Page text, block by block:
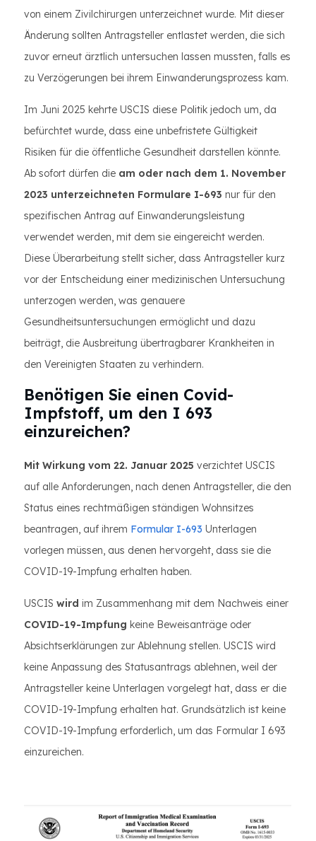
von einem Zivilchirurgen unterzeichnet wurde. Mit dieser
Änderung sollten Antragsteller entlastet werden, die sich
zuvor erneut ärztlich untersuchen lassen mussten, falls es
zu Verzögerungen bei ihrem Einwanderungsprozess kam.
Im Juni 2025 kehrte USCIS diese Politik jedoch um, da
befürchtet wurde, dass eine unbefristete Gültigkeit
Risiken für die öffentliche Gesundheit darstellen könnte.
Ab sofort dürfen die am oder nach dem 1. November
2023 unterzeichneten Formulare I-693 nur für den
spezifischen Antrag auf Einwanderungsleistung
verwendet werden, mit dem sie eingereicht werden.
Diese Überarbeitung stellt sicher, dass Antragsteller kurz
vor der Entscheidung einer medizinischen Untersuchung
unterzogen werden, was genauere
Gesundheitsuntersuchungen ermöglicht und dazu
beiträgt, die Ausbreitung übertragbarer Krankheiten in
den Vereinigten Staaten zu verhindern.
Benötigen Sie einen Covid-
Impfstoff, um den I 693
einzureichen?
Mit Wirkung vom 22. Januar 2025 verzichtet USCIS
auf alle Anforderungen, nach denen Antragsteller, die den
Status eines rechtmäßigen ständigen Wohnsitzes
beantragen, auf ihrem Formular I-693 Unterlagen
vorlegen müssen, aus denen hervorgeht, dass sie die
COVID-19-Impfung erhalten haben.
USCIS wird im Zusammenhang mit dem Nachweis einer
COVID-19-Impfung keine Beweisanträge oder
Absichtserklärungen zur Ablehnung stellen. USCIS wird
keine Anpassung des Statusantrags ablehnen, weil der
Antragsteller keine Unterlagen vorgelegt hat, dass er die
COVID-19-Impfung erhalten hat. Grundsätzlich ist keine
COVID-19-Impfung erforderlich, um das Formular I 693
einzureichen.